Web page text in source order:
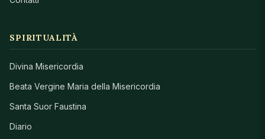
SPIRITUALITÀ
Divina Misericordia
Beata Vergine Maria della Misericordia
Santa Suor Faustina
Diario